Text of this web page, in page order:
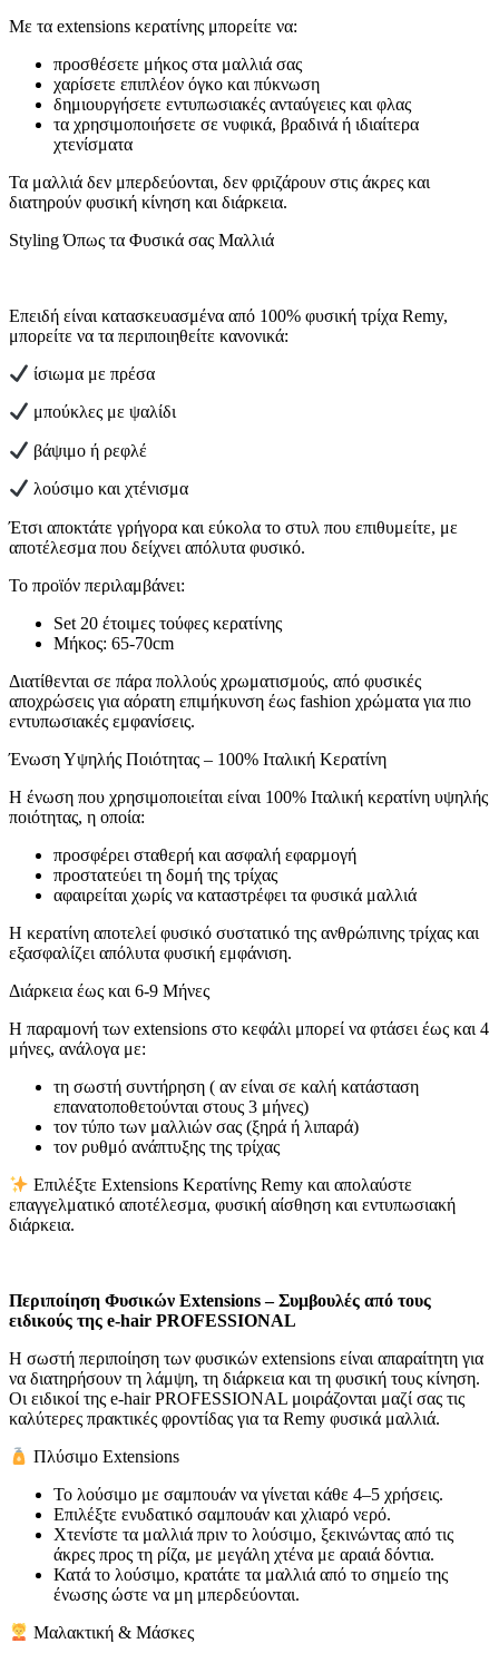
Με τα extensions κερατίνης μπορείτε να:
προσθέσετε μήκος στα μαλλιά σας
χαρίσετε επιπλέον όγκο και πύκνωση
δημιουργήσετε εντυπωσιακές ανταύγειες και φλας
τα χρησιμοποιήσετε σε νυφικά, βραδινά ή ιδιαίτερα
χτενίσματα
Τα μαλλιά δεν μπερδεύονται, δεν φριζάρουν στις άκρες και
διατηρούν φυσική κίνηση και διάρκεια.
Styling Όπως τα Φυσικά σας Μαλλιά
Επειδή είναι κατασκευασμένα από 100% φυσική τρίχα Remy,
μπορείτε να τα περιποιηθείτε κανονικά:
ίσιωμα με πρέσα
μπούκλες με ψαλίδι
βάψιμο ή ρεφλέ
λούσιμο και χτένισμα
Έτσι αποκτάτε γρήγορα και εύκολα το στυλ που επιθυμείτε, με
αποτέλεσμα που δείχνει απόλυτα φυσικό.
Το προϊόν περιλαμβάνει:
Set 20 έτοιμες τούφες κερατίνης
Μήκος: 65-70cm
Διατίθενται σε πάρα πολλούς χρωματισμούς, από φυσικές
αποχρώσεις για αόρατη επιμήκυνση έως fashion χρώματα για πιο
εντυπωσιακές εμφανίσεις.
Ένωση Υψηλής Ποιότητας – 100% Ιταλική Κερατίνη
Η ένωση που χρησιμοποιείται είναι 100% Ιταλική κερατίνη υψηλής
ποιότητας, η οποία:
προσφέρει σταθερή και ασφαλή εφαρμογή
προστατεύει τη δομή της τρίχας
αφαιρείται χωρίς να καταστρέφει τα φυσικά μαλλιά
Η κερατίνη αποτελεί φυσικό συστατικό της ανθρώπινης τρίχας και
εξασφαλίζει απόλυτα φυσική εμφάνιση.
Διάρκεια έως και 6-9 Μήνες
Η παραμονή των extensions στο κεφάλι μπορεί να φτάσει έως και 4
μήνες, ανάλογα με:
τη σωστή συντήρηση ( αν είναι σε καλή κατάσταση
επανατοποθετούνται στους 3 μήνες)
τον τύπο των μαλλιών σας (ξηρά ή λιπαρά)
τον ρυθμό ανάπτυξης της τρίχας
Επιλέξτε Extensions Κερατίνης Remy και απολαύστε
επαγγελματικό αποτέλεσμα, φυσική αίσθηση και εντυπωσιακή
διάρκεια.
Περιποίηση Φυσικών Extensions – Συμβουλές από τους
ειδικούς της e-hair PROFESSIONAL
Η σωστή περιποίηση των φυσικών extensions είναι απαραίτητη για
να διατηρήσουν τη λάμψη, τη διάρκεια και τη φυσική τους κίνηση.
Οι ειδικοί της e-hair PROFESSIONAL μοιράζονται μαζί σας τις
καλύτερες πρακτικές φροντίδας για τα Remy φυσικά μαλλιά.
Πλύσιμο Extensions
Το λούσιμο με σαμπουάν να γίνεται κάθε 4–5 χρήσεις.
Επιλέξτε ενυδατικό σαμπουάν και χλιαρό νερό.
Χτενίστε τα μαλλιά πριν το λούσιμο, ξεκινώντας από τις
άκρες προς τη ρίζα, με μεγάλη χτένα με αραιά δόντια.
Κατά το λούσιμο, κρατάτε τα μαλλιά από το σημείο της
ένωσης ώστε να μη μπερδεύονται.
Μαλακτική & Μάσκες